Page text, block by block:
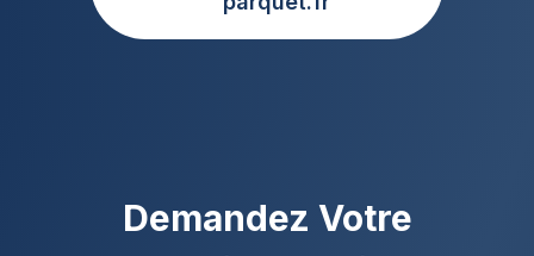
Demandez Votre